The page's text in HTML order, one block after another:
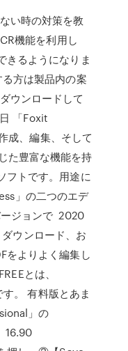
い時の対策を教
機能を利用し
きるようになりま
方は製品内の案
ウンロードして
「Foxit
成、編集、そして
た豊富な機能を持
フトです。用途に
」の二つのエデ
ージョンで 2020
ウンロード、お
をよりよく編集し
とは、
。 有料版とあま
」の
16.90